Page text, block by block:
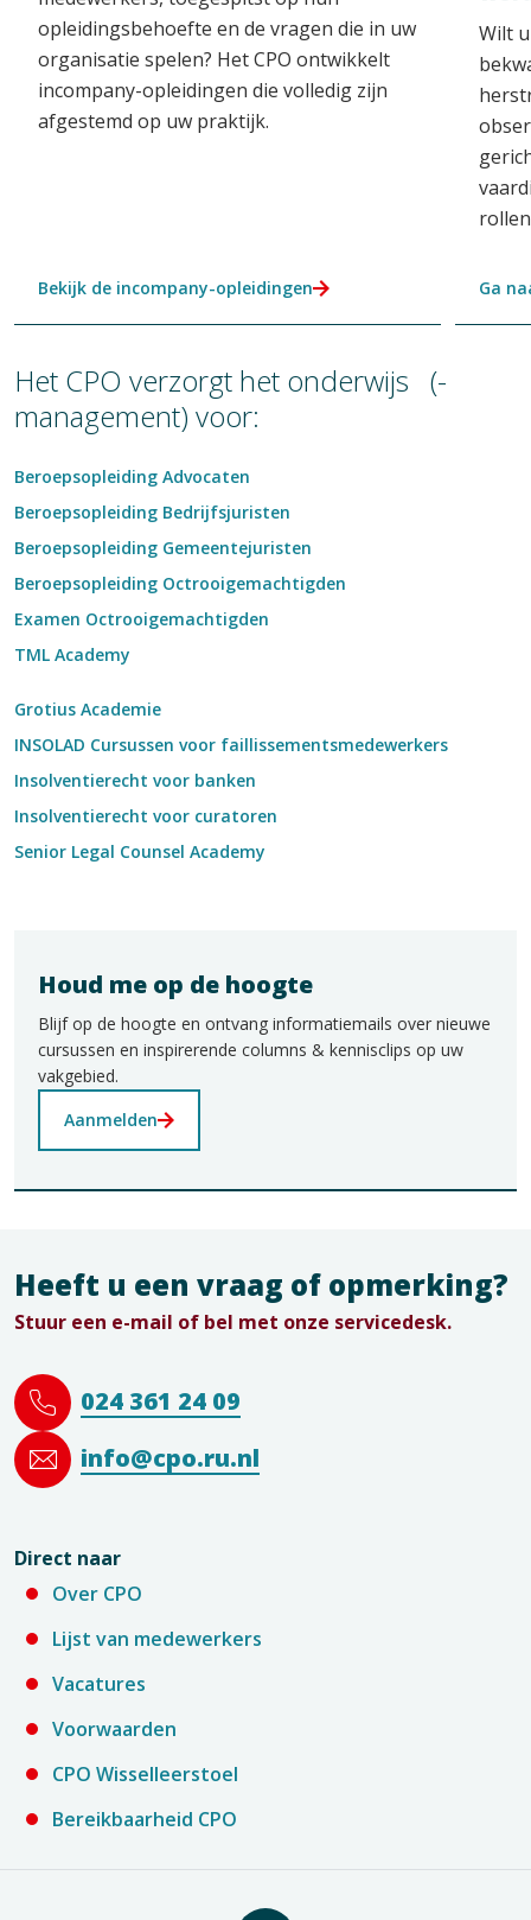
opleidingsbehoefte en de vragen die in uw
organisatie spelen? Het CPO ontwikkelt
incompany-opleidingen die volledig zijn
afgestemd op uw praktijk.
Bekijk de incompany-opleidingen
Wilt
Ga
Het CPO verzorgt het onderwijs (-
management) voor:
Beroepsopleiding Advocaten
Beroepsopleiding Bedrijfsjuristen
Beroepsopleiding Gemeentejuristen
Beroepsopleiding Octrooigemachtigden
Examen Octrooigemachtigden
TML Academy
Grotius Academie
INSOLAD Cursussen voor faillissementsmedewerkers
Insolventierecht voor banken
Insolventierecht voor curatoren
Senior Legal Counsel Academy
Houd me op de hoogte
Blijf op de hoogte en ontvang informatiemails over nieuwe
cursussen en inspirerende columns & kennisclips op uw
vakgebied.
Aanmelden
Heeft u een vraag of opmerking?
Stuur een e-mail of bel met onze servicedesk.
024 361 24 09
info@cpo.ru.nl
Direct naar
Over CPO
Lijst van medewerkers
Vacatures
Voorwaarden
CPO Wisselleerstoel
Bereikbaarheid CPO